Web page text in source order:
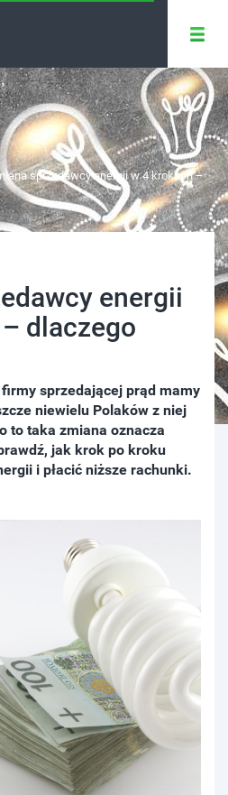
sprzedawcy energii w 4 krokach –
energii
dlaczego
sprzedającej prąd mamy
niewielu Polaków z niej
to taka zmiana oznacza
jak krok po kroku
i płacić niższe rachunki.